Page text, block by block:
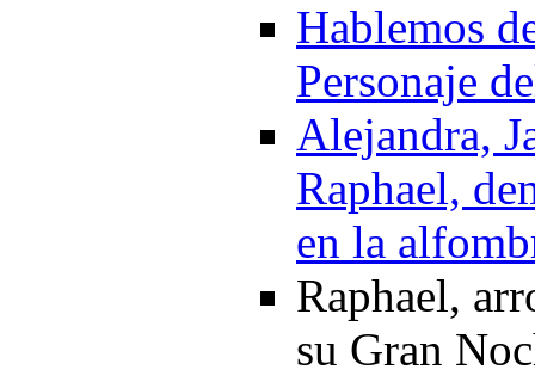
Hablemos
Personaje
Alejandra,
Raphael,
en la
Raphael,
su Gran